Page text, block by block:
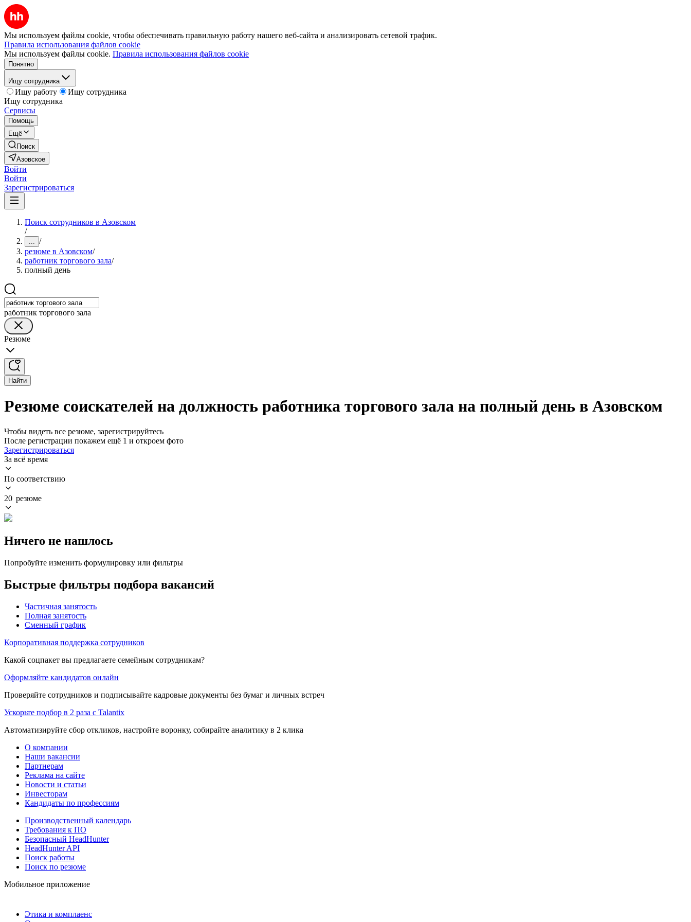
Мы используем файлы cookie, чтобы обеспечивать правильную работу нашего веб-сайта и анализировать сетевой трафик.
Правила использования файлов cookie
Мы используем файлы cookie. Правила использования файлов cookie
Понятно
Ищу сотрудника
Ищу работу
Ищу сотрудника
Ищу сотрудника
Сервисы
Помощь
Ещё
Поиск
Азовское
Войти
Войти
Зарегистрироваться
Поиск сотрудников в Азовском
/
... /
резюме в Азовском/
работник торгового зала/
полный день
работник торгового зала
Резюме
Найти
Резюме соискателей на должность работника торгового зала на полный день в Азовском
Чтобы видеть все резюме, зарегистрируйтесь
После регистрации покажем ещё 1 и откроем фото
Зарегистрироваться
За всё время
По соответствию
20 резюме
Ничего не нашлось
Попробуйте изменить формулировку или фильтры
Быстрые фильтры подбора вакансий
Частичная занятость
Полная занятость
Сменный график
Корпоративная поддержка сотрудников
Какой соцпакет вы предлагаете семейным сотрудникам?
Оформляйте кандидатов онлайн
Проверяйте сотрудников и подписывайте кадровые документы без бумаг и личных встреч
Ускорьте подбор в 2 раза с Talantix
Автоматизируйте сбор откликов, настройте воронку, собирайте аналитику в 2 клика
О компании
Наши вакансии
Партнерам
Реклама на сайте
Новости и статьи
Инвесторам
Кандидаты по профессиям
Производственный календарь
Требования к ПО
Безопасный HeadHunter
HeadHunter API
Поиск работы
Поиск по резюме
Мобильное приложение
Этика и комплаенс